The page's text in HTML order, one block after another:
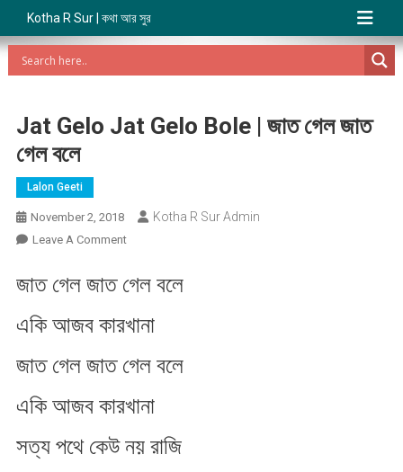
Kotha R Sur | কথা আর সুর
Jat Gelo Jat Gelo Bole | জাত গেল জাত
গেল বলে
Lalon Geeti
November 2, 2018 Kotha R Sur Admin
Leave A CommentOn
Gelo
Gelo
|
গেল
গেল
জাত গেল জাত গেল বলে
একি আজব কারখানা
জাত গেল জাত গেল বলে
একি আজব কারখানা
সত্য পথে কেউ নয় রাজি